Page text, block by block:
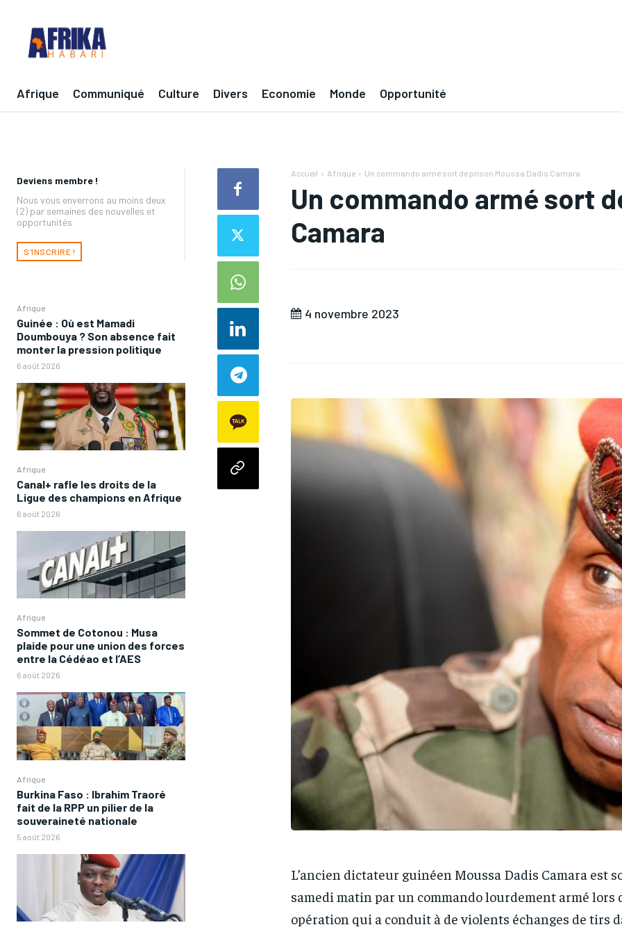
Afrique Communiqué Culture Divers Economie Monde Opportunité
Deviens membre !
Nous vous enverrons au moins deux
(2) par semaines des nouvelles et
opportunités
S'INSCRIRE !
Afrique
Guinée : Où est Mamadi
Doumbouya ? Son absence fait
monter la pression politique
6 août 2026
Afrique
Canal+ rafle les droits de la
Ligue des champions en Afrique
6 août 2026
Afrique
Sommet de Cotonou : Musa
plaide pour une union des forces
entre la Cédéao et l’AES
6 août 2026
Afrique
Burkina Faso : Ibrahim Traoré
fait de la RPP un pilier de la
souveraineté nationale
5 août 2026
Accueil Afrique Un commando armé sort de prison Moussa Dadis Camara
Un commando armé sort
Camara
4 novembre 2023
L’ancien dictateur guinéen Moussa Dadis Camara est
samedi matin par un commando lourdement armé lors
opération qui a conduit à de violents échanges de tirs